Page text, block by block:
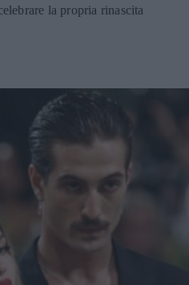
la propria rinascita